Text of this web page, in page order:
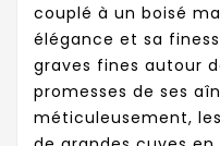
couplé à un boisé
élégance et sa
graves fines autour
promesses de ses
méticuleusement,